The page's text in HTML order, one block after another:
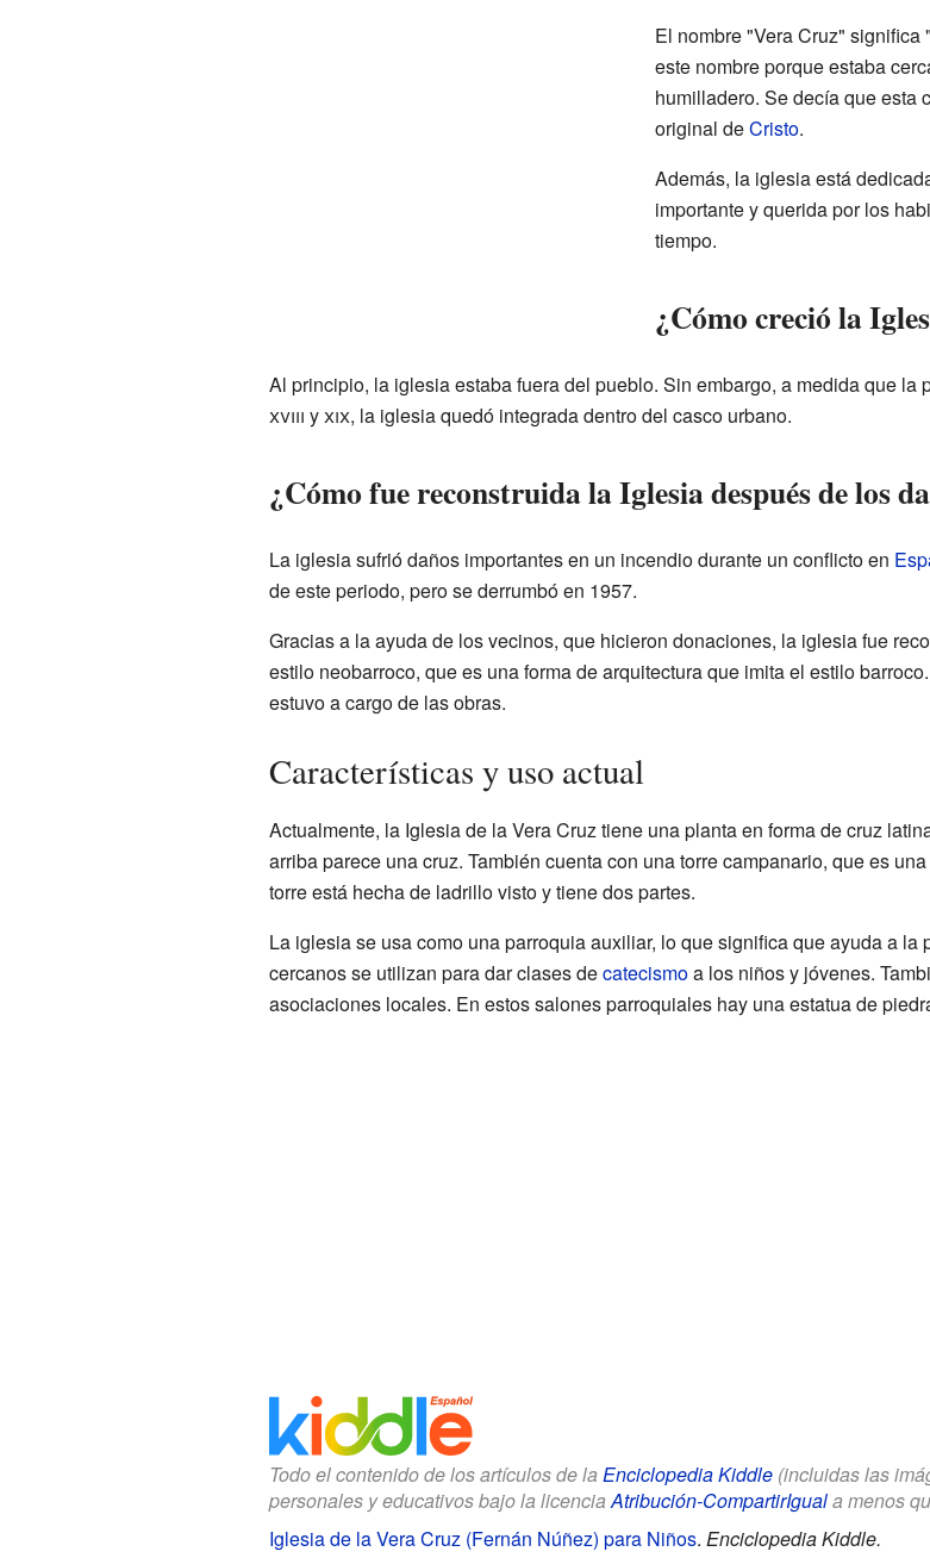
El nombre "Vera Cruz"
este nombre porque estaba
humilladero. Se decía que esta
original deCristo.
Además, la iglesia está
importante y querida por los
tiempo.
¿Cómo creció la
Al principio, la iglesia estaba fuera del pueblo. Sin embargo, a medida que
xviii yxix, la iglesia quedó integrada dentro del casco urbano.
¿Cómo fue reconstruida la Iglesia después de los
La iglesia sufrió daños importantes en un incendio durante un conflicto en
de este periodo, pero se derrumbó en 1957.
Gracias a la ayuda de los vecinos, que hicieron donaciones, la iglesia fue
estilo neobarroco, que es una forma de arquitectura que imita el estilo
estuvo a cargo de las obras.
Características y uso actual
Actualmente, la Iglesia de la Vera Cruz tiene una planta en forma de cruz
arriba parece una cruz. También cuenta con una torre campanario, que es
torre está hecha de ladrillo visto y tiene dos partes.
La iglesia se usa como una parroquia auxiliar, lo que significa que ayuda a
cercanos se utilizan para dar clases decatecismoa los niños y jóvenes.
asociaciones locales. En estos salones parroquiales hay una estatua de
Todo el contenido de los artículos de la Enciclopedia Kiddle(incluidas las
personales y educativos bajo la licenciaAtribución-CompartirIguala menos
Iglesia de la Vera Cruz (Fernán Núñez) para Niños. Enciclopedia Kiddle.